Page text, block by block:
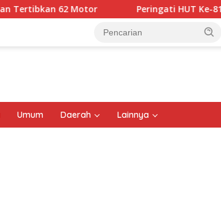
Peringati HUT Ke-81 RI, Kota Malang
Umum Daerah Lainnya